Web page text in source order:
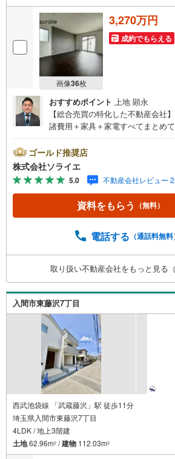
画像36枚
3,270万円
成約でもらえる
おすすめポイント 上地 顕永
【総合売買の特化した不動産会社
諸費用＋家具＋家電すべてまとめ
スピーディをモットーにお客さん
おり、営業マンの差を実感してく
介されている物件も一緒にご提案
ーン（消費者金融系・車のローン
コン等の電化製品等）もおまと
きは現地待合せ＆現地解散でき
ください！売買・賃貸・売却相談
合わせ・ご来店お待ちしておりま
ゴールド推奨店
株式会社ソライエ
5.0 不動産会社レビュー
資料をもらう （無料）
電話する （通話料無料
取り扱い不動産会社をもっと見る（
入間市東藤沢7丁目
西武池袋線 「武蔵藤沢」駅 徒歩11分
埼玉県入間市東藤沢7丁目
4LDK / 地上3階建
土地62.96m2 /建物 112.03m2